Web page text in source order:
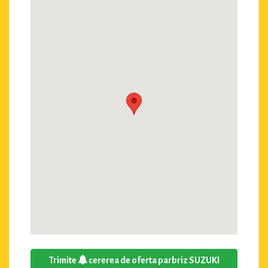
Trimite
cererea de oferta parbriz SUZUKI